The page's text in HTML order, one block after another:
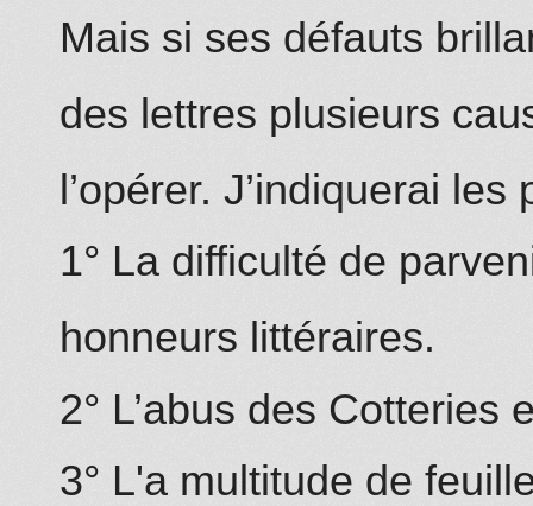
Mais si ses défauts
des lettres plusieurs
l’opérer. J’indiquerai les
1° La difficulté de
honneurs littéraires.
2° L’abus des Cotteries
3° L'a multitude de